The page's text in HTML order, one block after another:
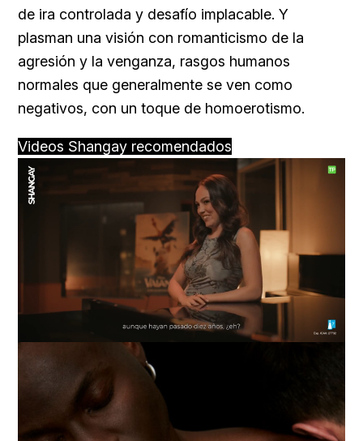
de ira controlada y desafío implacable. Y
plasman una visión con romanticismo de la
agresión y la venganza, rasgos humanos
normales que generalmente se ven como
negativos, con un toque de homoerotismo.
Videos Shangay recomendados
Loaded